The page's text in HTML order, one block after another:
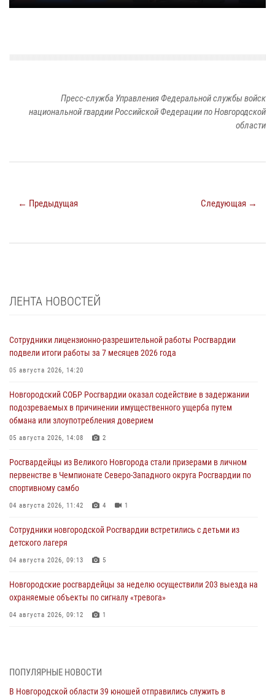
Пресс-служба Управления Федеральной службы войск
национальной гвардии Российской Федерации по Новгородской
области
← Предыдущая Следующая →
ЛЕНТА НОВОСТЕЙ
Сотрудники лицензионно-разрешительной работы Росгвардии
подвели итоги работы за 7 месяцев 2026 года
05 августа 2026, 14:20
Новгородский СОБР Росгвардии оказал содействие в задержании
подозреваемых в причинении имущественного ущерба путем
обмана или злоупотребления доверием
05 августа 2026, 14:08 2
Росгвардейцы из Великого Новгорода стали призерами в личном
первенстве в Чемпионате Северо-Западного округа Росгвардии по
спортивному самбо
04 августа 2026, 11:42 4 1
Сотрудники новгородской Росгвардии встретились с детьми из
детского лагеря
04 августа 2026, 09:13 5
Новгородские росгвардейцы за неделю осуществили 203 выезда на
охраняемые объекты по сигналу «тревога»
04 августа 2026, 09:12 1
ПОПУЛЯРНЫЕ НОВОСТИ
В Новгородской области 39 юношей отправились служить в